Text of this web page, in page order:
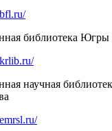
библиотека Югры
научная